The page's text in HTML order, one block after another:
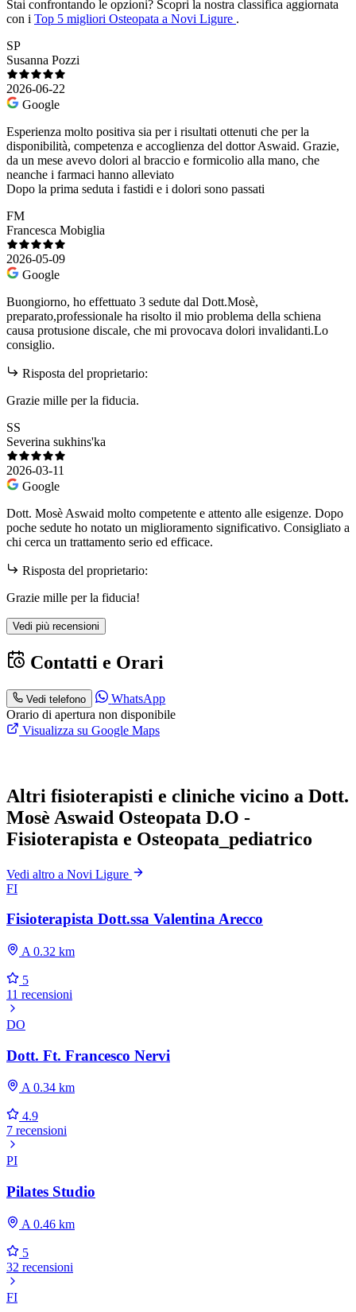
Stai confrontando le opzioni? Scopri la nostra classifica aggiornata
con i Top 5 migliori Osteopata a Novi Ligure .
SP
Susanna Pozzi
2026-06-22
Google
Esperienza molto positiva sia per i risultati ottenuti che per la
disponibilità, competenza e accoglienza del dottor Aswaid. Grazie,
da un mese avevo dolori al braccio e formicolio alla mano, che
neanche i farmaci hanno alleviato
Dopo la prima seduta i fastidi e i dolori sono passati
FM
Francesca Mobiglia
2026-05-09
Google
Buongiorno, ho effettuato 3 sedute dal Dott.Mosè,
preparato,professionale ha risolto il mio problema della schiena
causa protusione discale, che mi provocava dolori invalidanti.Lo
consiglio.
Risposta del proprietario:
Grazie mille per la fiducia.
SS
Severina sukhins'ka
2026-03-11
Google
Dott. Mosè Aswaid molto competente e attento alle esigenze. Dopo
poche sedute ho notato un miglioramento significativo. Consigliato a
chi cerca un trattamento serio ed efficace.
Risposta del proprietario:
Grazie mille per la fiducia!
Vedi più recensioni
Contatti e Orari
Vedi telefono
WhatsApp
Orario di apertura non disponibile
Visualizza su Google Maps
Altri fisioterapisti e cliniche vicino a Dott.
Mosè Aswaid Osteopata D.O -
Fisioterapista e Osteopata_pediatrico
Vedi altro a Novi Ligure
FI
Fisioterapista Dott.ssa Valentina Arecco
A 0.32 km
5
11 recensioni
DO
Dott. Ft. Francesco Nervi
A 0.34 km
4.9
7 recensioni
PI
Pilates Studio
A 0.46 km
5
32 recensioni
FI